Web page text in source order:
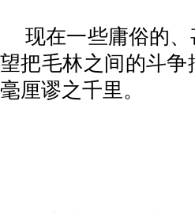
现在一些庸俗的
望把毛林之间的斗
毫厘谬之千里。